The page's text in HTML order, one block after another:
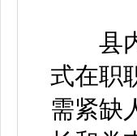
县内
式在职
需紧缺